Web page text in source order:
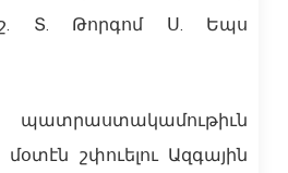
Տ. Թորգոմ Ս. Եպս
մօտէն շփուելու Ազգային